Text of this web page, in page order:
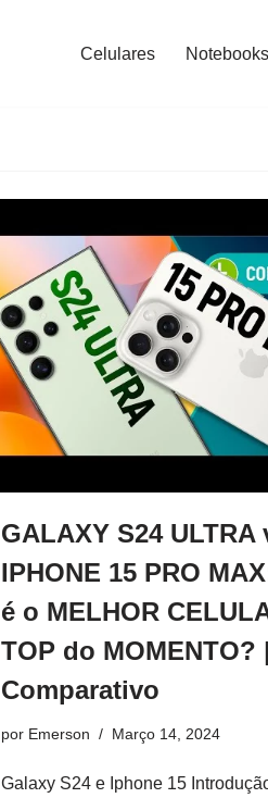
Celulares Notebooks
GALAXY S24 ULTRA
IPHONE 15 PRO
é o MELHOR
TOP do MOMENTO? |
Comparativo
por Emerson Março 14, 2024
Galaxy S24 e Iphone 15